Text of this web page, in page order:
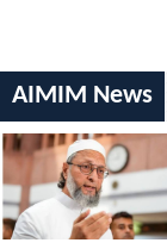
AIMIM News